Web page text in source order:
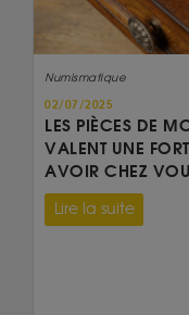
Numismatique
02/07/2025
LES PIÈCES DE
VALENT UNE
AVOIR CHEZ
Lire la suite